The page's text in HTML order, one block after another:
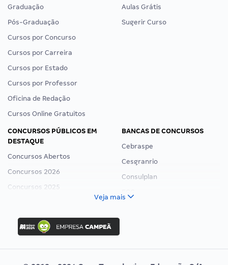
Graduação
Pós-Graduação
Cursos por Concurso
Cursos por Carreira
Cursos por Estado
Cursos por Professor
Oficina de Redação
Cursos Online Gratuitos
Aulas Grátis
Sugerir Curso
CONCURSOS PÚBLICOS EM
DESTAQUE
Concursos Abertos
Concursos 2026
Concursos 2025
Concurso Nacional Unificado
Concurso Ibama
Concurso MPU
Editais publicados
BANCAS DE CONCURSOS
Cebraspe
Cesgranrio
Consulplan
Veja mais